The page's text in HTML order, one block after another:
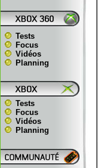
Tests
Focus
Vidéos
Planning
Tests
Focus
Vidéos
Planning